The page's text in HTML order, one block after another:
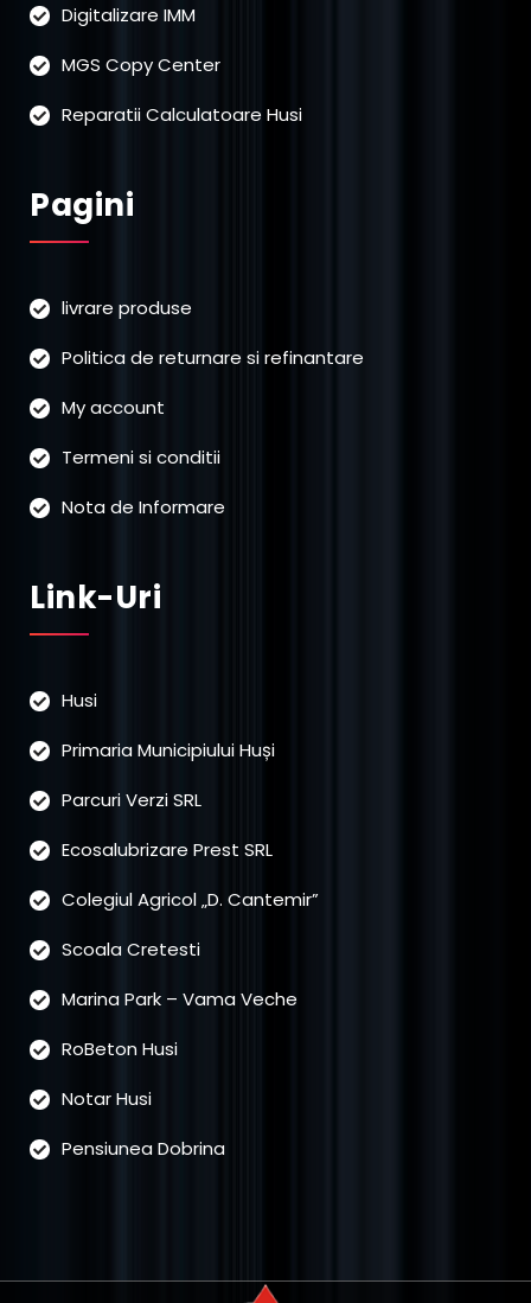
Digitalizare IMM
MGS Copy Center
Reparatii Calculatoare Husi
Pagini
livrare produse
Politica de returnare si refinantare
My account
Termeni si conditii
Nota de Informare
Link-Uri
Husi
Primaria Municipiului Huși
Parcuri Verzi SRL
Ecosalubrizare Prest SRL
Colegiul Agricol „D. Cantemir”
Scoala Cretesti
Marina Park – Vama Veche
RoBeton Husi
Notar Husi
Pensiunea Dobrina